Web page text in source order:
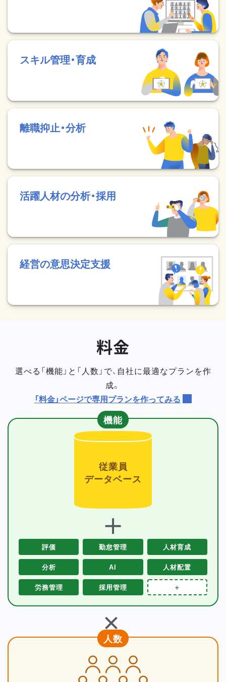
スキル管理・育成
離職抑止・分析
活躍人材の分析・採用
経営の意思決定支援
料金
選べる「機能」と「人数」で、自社に最適なプランを作
成。
「料金」ページで専用プランを作ってみる
機能
従業員
データベース
＋
評価 勤怠管理 人材育成
分析 AI 人材配置
労務管理 採用管理 ＋
＋
人数